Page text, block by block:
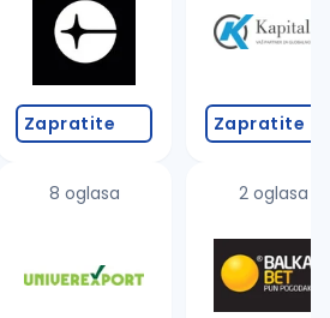
Zapratite
8 oglasa
Zapratite
2 oglasa